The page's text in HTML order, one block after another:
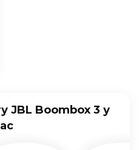
JBL Boombox 3 у